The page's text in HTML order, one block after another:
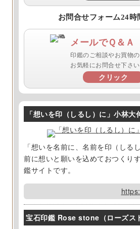
お問合せフォーム24時
メールでＱ＆Ａ
印鑑のご相談やお買物の
お気軽にお問合せ下さい
クリック
「想いを印（しるし）に」小林大
「想いを名前に、名前を印（しる
前に想いと願いを込めておつくり
鑑サイトです。
宝石印鑑 Rose stone（ローズス